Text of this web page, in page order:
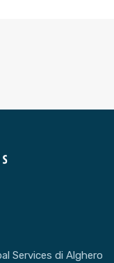
Services di Alghero